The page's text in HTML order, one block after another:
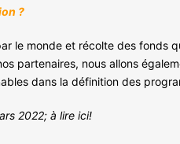
?
le monde et récolte des
partenaires, nous allons
dans la définition des
2022; à lire ici!